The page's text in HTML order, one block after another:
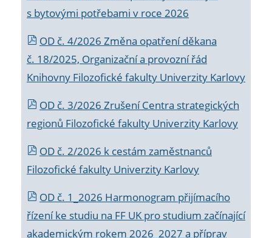
s bytovými potřebami v roce 2026
OD č. 4/2026 Změna opatření děkana
č. 18/2025, Organizační a provozní řád
Knihovny Filozofické fakulty Univerzity Karlovy
OD č. 3/2026 Zrušení Centra strategických
regionů Filozofické fakulty Univerzity Karlovy
OD č. 2/2026 k cestám zaměstnanců
Filozofické fakulty Univerzity Karlovy
OD č. 1_2026 Harmonogram přijímacího
řízení ke studiu na FF UK pro studium začínající
akademickým rokem 2026_2027 a příprav